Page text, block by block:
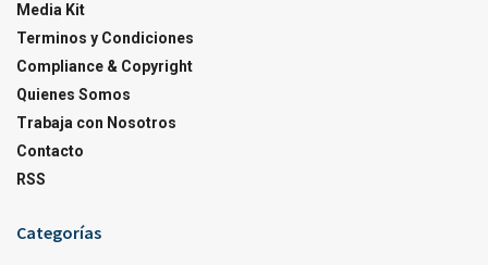
Media Kit
Terminos y Condiciones
Compliance & Copyright
Quienes Somos
Trabaja con Nosotros
Contacto
RSS
Categorías